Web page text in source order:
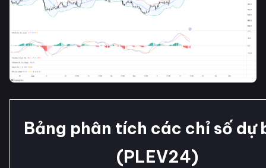
Bảng phân tích các chỉ số dự
(PLEV24)